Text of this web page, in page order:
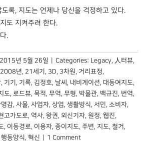
록, 지도는 언제나 당신을 걱정하고 있다.
도 지켜주려 한다.
.
2015년 5월 26일 Categories: Legacy, 人터뷰,
2008년, 21세기 , 3D, 3차원, 거리표정,
, 기기 , 기록, 김정호, 날씨 , 내비게이션, 대동여지도,
도, 로드뷰, 목적, 무역, 무형, 박물관, 백규진, 번역,
감, 사물, 사업자, 상업, 생활방식, 서민, 소비자,
고가도로, 역사, 왕권, 외신기자, 원정, 웹진,
, 이동경로, 이용자, 종이지도, 주변, 지도, 철거 ,
행동양식, 혁신
1 Comment